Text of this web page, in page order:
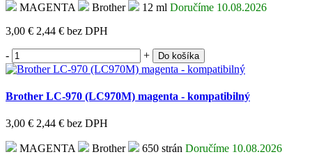
MAGENTA Brother 12 ml Doručíme 10.08.2026
3,00 € 2,44 € bez DPH
- + Do košíka
Brother LC-970 (LC970M) magenta - kompatibilný
3,00 € 2,44 € bez DPH
MAGENTA Brother 650 strán Doručíme 10.08.2026